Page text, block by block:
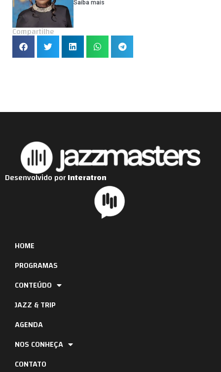
Saiba mais
Compartilhe
HOME
PROGRAMAS
CONTEÚDO
JAZZ & TRIP
AGENDA
NOS CONHEÇA
CONTATO
Desenvolvido porInteratron